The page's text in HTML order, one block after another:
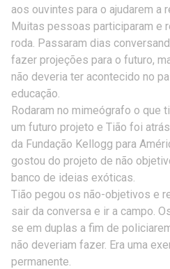
aos ouvintes para o ajudarem a
Muitas pessoas participaram e
roda. Passaram dias
fazer projeções para o futuro,
não deveria ter acontecido no
educação.
Rodaram no mimeógrafo o que
um futuro projeto e Tião foi
da Fundação Kellogg para
gostou do projeto de não
banco de ideias exóticas.
Tião pegou os não-objetivos e
sair da conversa e ir a campo.
se em duplas a fim de
não deveriam fazer. Era uma
permanente.